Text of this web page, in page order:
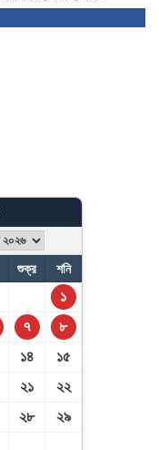
শুক্র শনি
১
৭
৮
১৪
১৫
২১
২২
২৮
২৯